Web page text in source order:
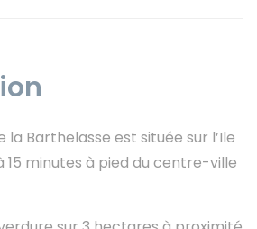
la Barthelasse est située sur l’Ile
15 minutes à pied du centre-ville